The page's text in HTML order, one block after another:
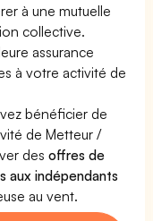
à une mutuelle
collective.
assurance
à votre activité de
bénéficier de
de Metteur /
desoffres de
aux indépendants
au vent.